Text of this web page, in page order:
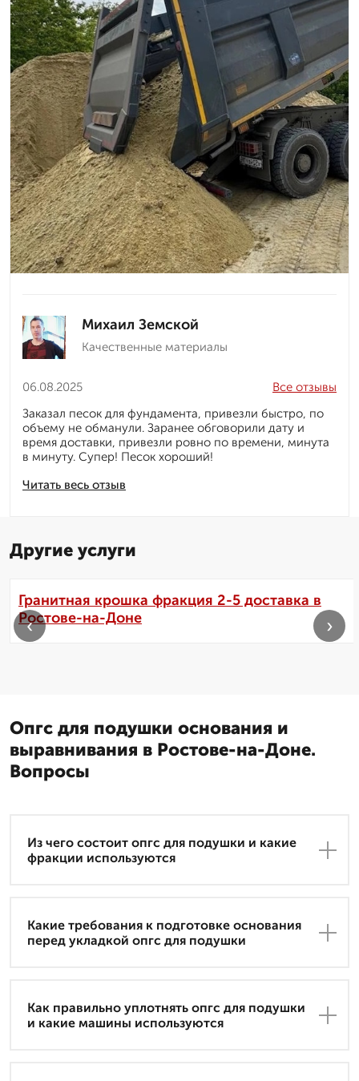
Михаил Земской
Качественные материалы
06.08.2025
Читать весь отзыв
Все отзывы
Заказал песок для фундамента, привезли быстро, по
объему не обманули. Заранее обговорили дату и
время доставки, привезли ровно по времени, минута
в минуту. Супер! Песок хороший!
Другие услуги
Гранитная крошка фракция 2-5 доставка в
Ростове-на-Доне
‹ ›
Опгс для подушки основания и
выравнивания в Ростове-на-Доне.
Вопросы
Из чего состоит опгс для подушки и какие
фракции используются
Какие требования к подготовке основания
перед укладкой опгс для подушки
Как правильно уплотнять опгс для подушки
и какие машины используются